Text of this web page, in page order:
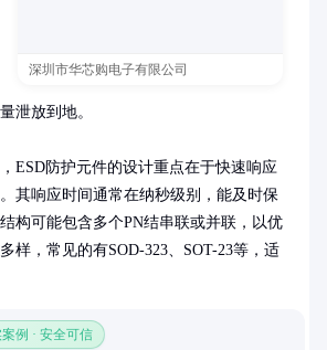
深圳市华芯购电子有限公司
泄放到地。
ESD防护元件的设计重点在于快速响应
其响应时间通常在纳秒级别，能及时保
构可能包含多个PN结串联或并联，以优
样，常见的有SOD-323、SOT-23等，适
例 · 安全可信